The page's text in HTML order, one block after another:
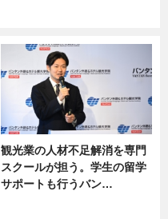
観光業の人材不足解消を専門
スクールが担う。学生の留学
サポートも行うバン…